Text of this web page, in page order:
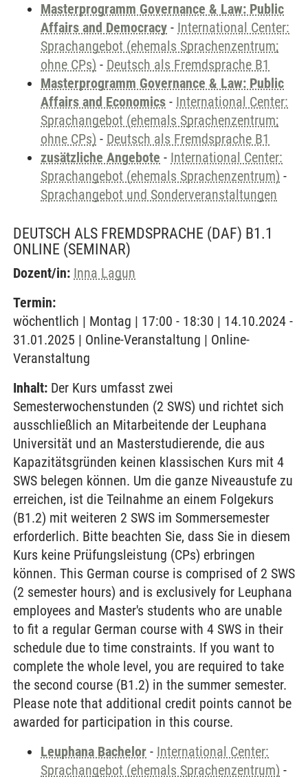
Masterprogramm Governance & Law: Public
Affairs and Democracy - International Center:
Sprachangebot (ehemals Sprachenzentrum;
ohne CPs) - Deutsch als Fremdsprache B1
Masterprogramm Governance & Law: Public
Affairs and Economics - International Center:
Sprachangebot (ehemals Sprachenzentrum;
ohne CPs) - Deutsch als Fremdsprache B1
zusätzliche Angebote - International Center:
Sprachangebot (ehemals Sprachenzentrum) -
Sprachangebot und Sonderveranstaltungen
DEUTSCH ALS FREMDSPRACHE (DAF) B1.1
ONLINE (SEMINAR)
Dozent/in: Inna Lagun
Termin:
wöchentlich | Montag | 17:00 - 18:30 | 14.10.2024 -
31.01.2025 | Online-Veranstaltung | Online-
Veranstaltung
Inhalt: Der Kurs umfasst zwei
Semesterwochenstunden (2 SWS) und richtet sich
ausschließlich an Mitarbeitende der Leuphana
Universität und an Masterstudierende, die aus
Kapazitätsgründen keinen klassischen Kurs mit 4
SWS belegen können. Um die ganze Niveaustufe zu
erreichen, ist die Teilnahme an einem Folgekurs
(B1.2) mit weiteren 2 SWS im Sommersemester
erforderlich. Bitte beachten Sie, dass Sie in diesem
Kurs keine Prüfungsleistung (CPs) erbringen
können. This German course is comprised of 2 SWS
(2 semester hours) and is exclusively for Leuphana
employees and Master's students who are unable
to fit a regular German course with 4 SWS in their
schedule due to time constraints. If you want to
complete the whole level, you are required to take
the second course (B1.2) in the summer semester.
Please note that additional credit points cannot be
awarded for participation in this course.
Leuphana Bachelor - International Center:
Sprachangebot (ehemals Sprachenzentrum) -